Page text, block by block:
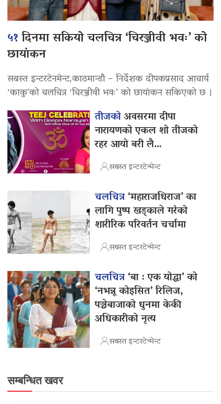
५१दिनमा सकियो चलचित्र ‘चिरञ्जीवी भवः’ को
छायांकन
सबस्त इन्टरटेनमेन्ट,काठमान्डौ – निर्देशक दीपकप्रसाद आचार्य
‘काकु’को चलचित्र ‘चिरञ्जीवी भवः’ को छायांकन सकिएको छ ।
तीजकोअवसरमा दीपा
नारायणको एकल शो तीजको
रहर आयो बरी लै…
सबस्त इन्टरटेन्मेन्ट
चलचित्र‘महाराजधिराज’ का
लागि पुष्प खड्काले गरेको
शारीरिक परिवर्तन चर्चामा
सबस्त इन्टरटेन्मेन्ट
चलचित्र‘बा : एक योद्धा’ को
‘नभन्नू कोइसित’ रिलिज,
पञ्चेबाजाको धुनमा केकी
अधिकारीको नृत्य
सबस्त इन्टरटेन्मेन्ट
सम्बन्धित खवर